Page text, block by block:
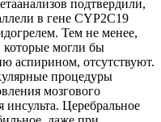
подтвердили,
в гене CYP2C19
Тем не менее,
которые могли бы
аспирином, отсутствуют.
проце­дуры
моз­гового
Церебральное